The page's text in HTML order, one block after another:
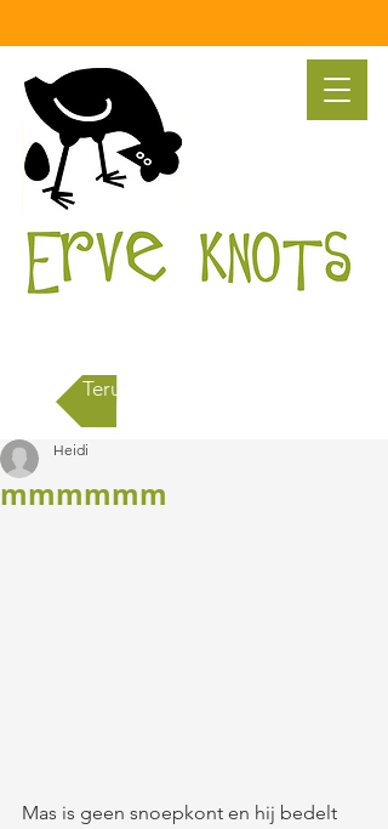
Terug naar alle berichten
mmmmmm
Heidi
Mas is geen snoepkont en hij bedelt